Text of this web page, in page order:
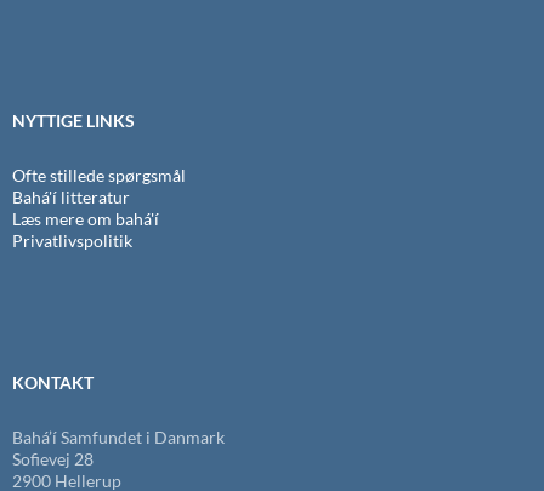
NYTTIGE LINKS
Ofte stillede spørgsmål
Bahá'í litteratur
Læs mere om bahá'í
Privatlivspolitik
KONTAKT
Bahá’í Samfundet i Danmark
Sofievej 28
2900 Hellerup